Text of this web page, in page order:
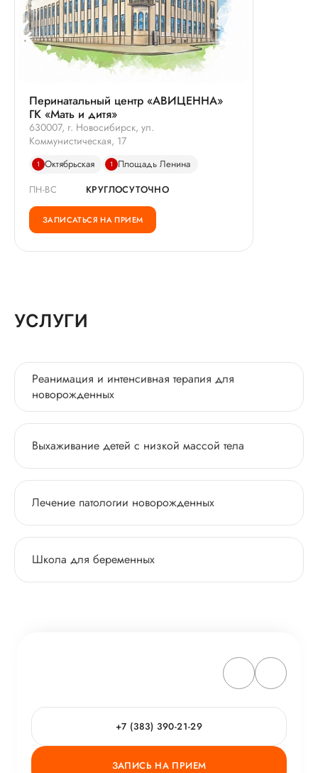
Перинатальный центр «АВИЦЕННА»
ГК «Мать и дитя»
630007, г. Новосибирск, ул.
Коммунистическая, 17
1 Октябрьская 1
Площадь Ленина
ПН-ВС
КРУГЛОСУТОЧНО
ЗАПИСАТЬСЯ НА ПРИЕМ
УСЛУГИ
Реанимация и интенсивная терапия для
новорожденных
Выхаживание детей с низкой массой тела
Лечение патологии новорожденных
Школа для беременных
+7 (383) 390-21-29
ЗАПИСЬ НА ПРИЕМ